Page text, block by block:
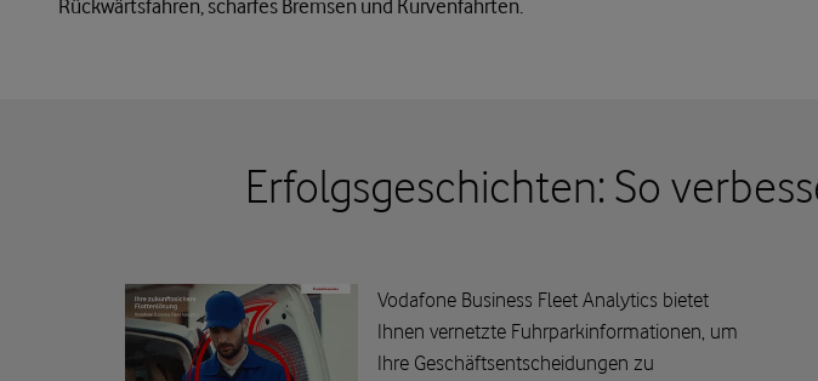
Rückwärtsfahren, scharfes Bremsen und Kurvenfahrten.
Erfolgsgeschichten: So
Vodafone Business Fleet Analytics bietet
Ihnen vernetzte Fuhrparkinformationen, um
Ihre Geschäftsentscheidungen zu